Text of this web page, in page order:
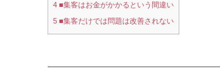
4 ■集客はお金がかかるという間違い
5 ■集客だけでは問題は改善されない